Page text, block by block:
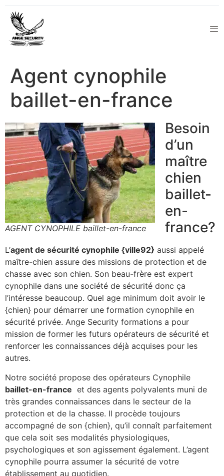
Agent cynophile
baillet-en-france
AGENT CYNOPHILE baillet-en-france
Besoin
d’un
maître
chien
baillet-
en-
france?
L’agent de sécurité cynophile {ville92} aussi appelé
maître-chien assure des missions de protection et de
chasse avec son chien. Son beau-frère est expert
cynophile dans une société de sécurité donc ça
l’intéresse beaucoup. Quel age minimum doit avoir le
{chien} pour démarrer une formation cynophile en
sécurité privée. Ange Security formations a pour
mission de former les futurs opérateurs de sécurité et
renforcer les connaissances déjà acquises pour les
autres.
Notre société propose des opérateurs Cynophile
baillet-en-france et des agents polyvalents muni de
très grandes connaissances dans le secteur de la
protection et de la chasse. Il procède toujours
accompagné de son {chien}, qu’il connaît parfaitement
que cela soit ses modalités physiologiques,
psychologiques et son agissement également. L’agent
cynophile pourra assumer la sécurité de votre
établissement au quotidien.